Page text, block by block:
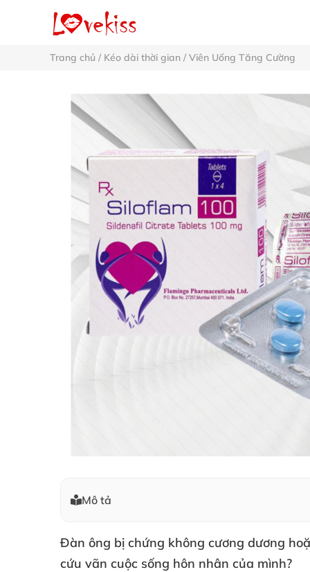
Trang chủ / Kéo dài thời gian / Viên Uống Tăng Cường
Mô tả
Đàn ông bị chứng không cương dương
cứu vãn cuộc sống hôn nhân của mình?